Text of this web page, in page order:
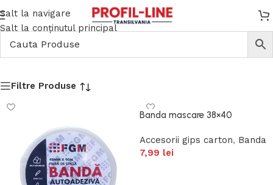
Salt la navigare
Salt la conținutul principal
N/A
Filtre Produse
Banda mascare 38×40
Accesorii gips carton, Banda
7,99 lei